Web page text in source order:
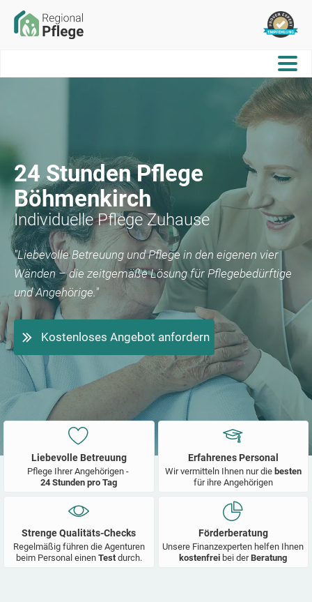
24 Stunden Pflege
Böhmenkirch
Individuelle Pflege Zuhause
"Liebevolle Betreuung und Pflege in den eigenen vier
Wänden – die zeitgemäße Lösung für Pflegebedürftige
und Angehörige."
Kostenloses Angebot anfordern
Liebevolle Betreuung
Pflege Ihrer Angehörigen -
24 Stunden pro Tag
Erfahrenes Personal
Wir vermitteln Ihnen nur die besten
für ihre Angehörigen
Strenge Qualitäts-Checks
Regelmäßig führen die Agenturen
beim Personal einen Test durch.
Förderberatung
Unsere Finanzexperten helfen Ihnen
kostenfrei bei derBeratung